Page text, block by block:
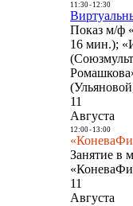
11:30- 12:30
Показ м/ф
16 мин.);
11
Августа
12:00- 13:00
Занятие в
11
Августа